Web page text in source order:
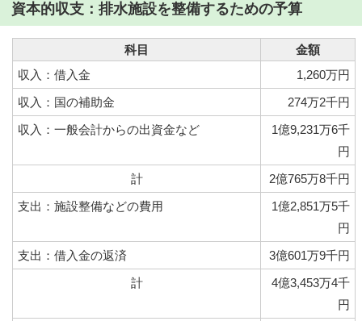
資本的収支：排水施設を整備するための予算
科目
金額
収入：借入金
1,260万円
収入：国の補助金
274万2千円
収入：一般会計からの出資金など
1億9,231万6千
円
計
2億765万8千円
支出：施設整備などの費用
1億2,851万5千
円
支出：借入金の返済
3億601万9千円
計
4億3,453万4千
円